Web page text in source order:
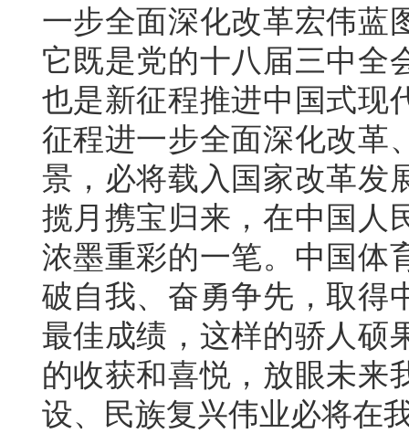
一步全面深化改革宏伟蓝
它既是党的十八届三中全
也是新征程推进中国式现
征程进一步全面深化改革
景，必将载入国家改革发
揽月携宝归来，在中国人
浓墨重彩的一笔。中国体
破自我、奋勇争先，取得
最佳成绩，这样的骄人硕
的收获和喜悦，放眼未来
设、民族复兴伟业必将在